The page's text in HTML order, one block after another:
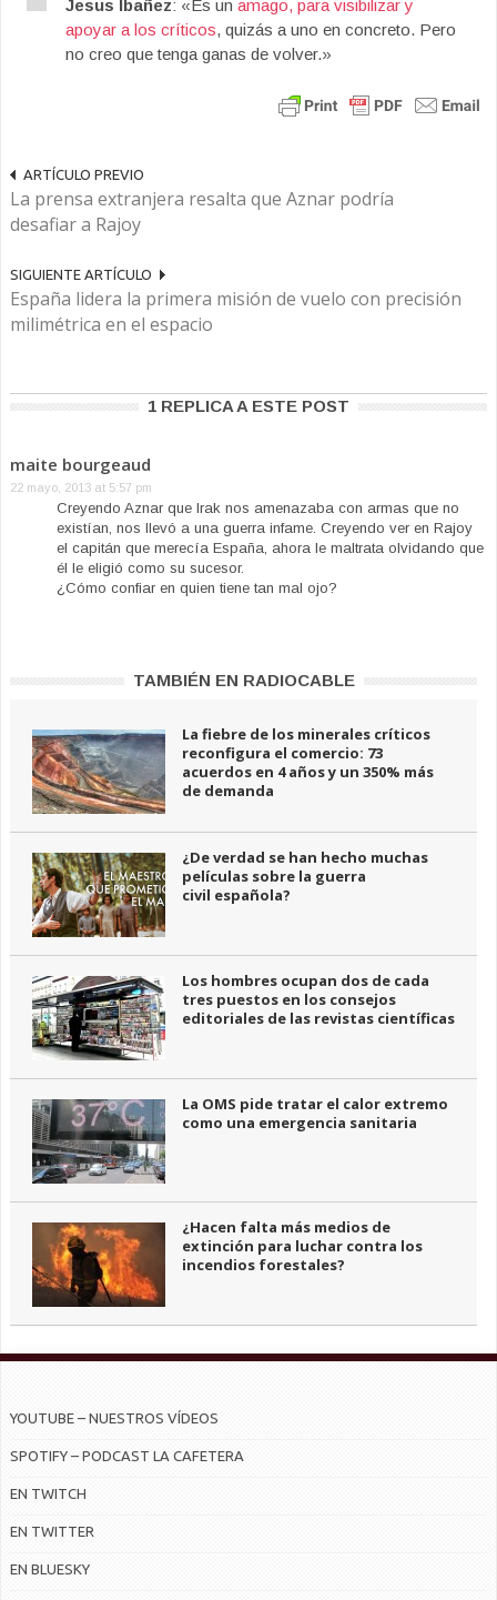
Jesus Ibañez: «Es un amago, para visibilizar y
apoyar a los críticos, quizás a uno en concreto. Pero
no creo que tenga ganas de volver.»
ARTÍCULO PREVIO
La prensa extranjera resalta que Aznar podría
desafiar a Rajoy
SIGUIENTE ARTÍCULO
España lidera la primera misión de vuelo con precisión
milimétrica en el espacio
1 REPLICA A ESTE POST
maite bourgeaud
22 mayo, 2013 at 5:57 pm
Creyendo Aznar que Irak nos amenazaba con armas que no
existían, nos llevó a una guerra infame. Creyendo ver en Rajoy
el capitán que merecía España, ahora le maltrata olvidando que
él le eligió como su sucesor.
¿Cómo confiar en quien tiene tan mal ojo?
TAMBIÉN EN RADIOCABLE
La fiebre de los minerales críticos
reconfigura el comercio: 73
acuerdos en 4 años y un 350% más
de demanda
¿De verdad se han hecho muchas
películas sobre la guerra
civil española?
Los hombres ocupan dos de cada
tres puestos en los consejos
editoriales de las revistas científicas
La OMS pide tratar el calor extremo
como una emergencia sanitaria
¿Hacen falta más medios de
extinción para luchar contra los
incendios forestales?
YOUTUBE – NUESTROS VÍDEOS
SPOTIFY – PODCAST LA CAFETERA
EN TWITCH
EN TWITTER
EN BLUESKY